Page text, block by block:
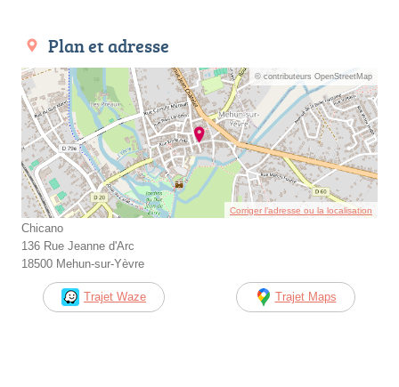
Plan et adresse
© contributeurs OpenStreetMap
Corriger l’adresse ou la localisation
Chicano
136 Rue Jeanne d'Arc
18500 Mehun-sur-Yèvre
Trajet Waze Trajet Maps